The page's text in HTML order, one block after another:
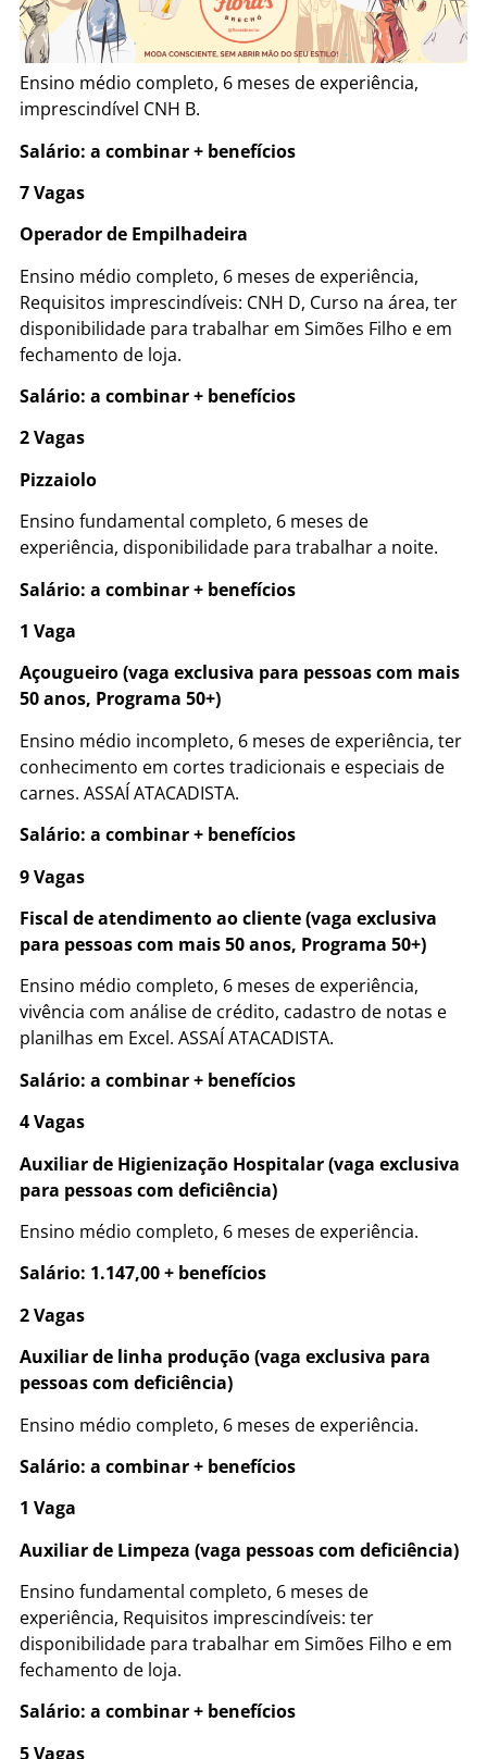
Ensino médio completo, 6 meses de experiência,
imprescindível CNH B.
Salário: a combinar + benefícios
7 Vagas
Operador de Empilhadeira
Ensino médio completo, 6 meses de experiência,
Requisitos imprescindíveis: CNH D, Curso na área, ter
disponibilidade para trabalhar em Simões Filho e em
fechamento de loja.
Salário: a combinar + benefícios
2 Vagas
Pizzaiolo
Ensino fundamental completo, 6 meses de
experiência, disponibilidade para trabalhar a noite.
Salário: a combinar + benefícios
1 Vaga
Açougueiro (vaga exclusiva para pessoas com mais
50 anos, Programa 50+)
Ensino médio incompleto, 6 meses de experiência, ter
conhecimento em cortes tradicionais e especiais de
carnes. ASSAÍ ATACADISTA.
Salário: a combinar + benefícios
9 Vagas
Fiscal de atendimento ao cliente (vaga exclusiva
para pessoas com mais 50 anos, Programa 50+)
Ensino médio completo, 6 meses de experiência,
vivência com análise de crédito, cadastro de notas e
planilhas em Excel. ASSAÍ ATACADISTA.
Salário: a combinar + benefícios
4 Vagas
Auxiliar de Higienização Hospitalar (vaga exclusiva
para pessoas com deficiência)
Ensino médio completo, 6 meses de experiência.
Salário: 1.147,00 + benefícios
2 Vagas
Auxiliar de linha produção (vaga exclusiva para
pessoas com deficiência)
Ensino médio completo, 6 meses de experiência.
Salário: a combinar + benefícios
1 Vaga
Auxiliar de Limpeza (vaga pessoas com deficiência)
Ensino fundamental completo, 6 meses de
experiência, Requisitos imprescindíveis: ter
disponibilidade para trabalhar em Simões Filho e em
fechamento de loja.
Salário: a combinar + benefícios
5 Vagas